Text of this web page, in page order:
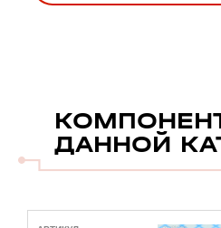
ДАННОЙ